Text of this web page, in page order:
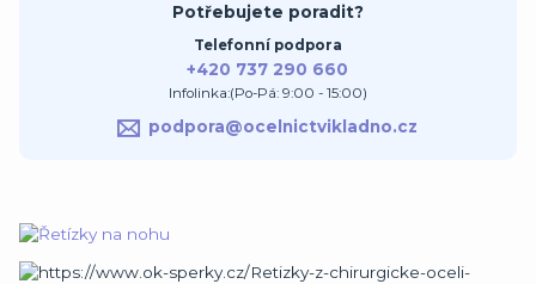
Potřebujete poradit?
Telefonní podpora
+420 737 290 660
Infolinka:(Po-Pá: 9:00 - 15:00)
podpora@ocelnictvikladno.cz